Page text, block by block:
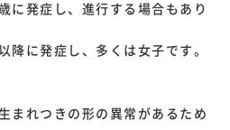
に発症し、進行する場合もあり
に発症し、多くは女子です。
まれつきの形の異常があるため